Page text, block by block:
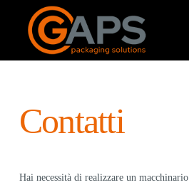
Contatti
Hai necessità di realizzare un